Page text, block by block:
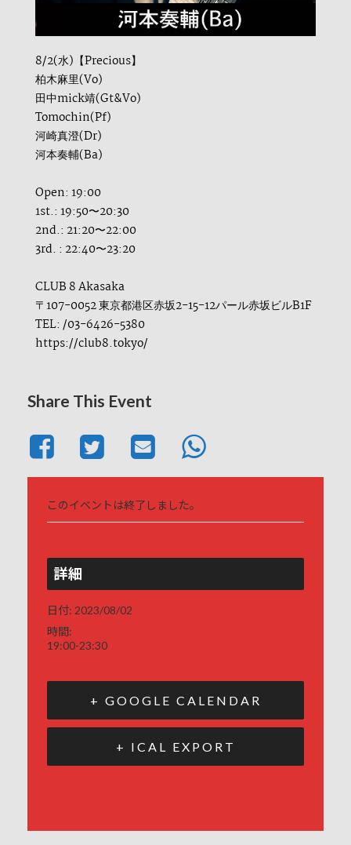
8/2(水)【Precious】
柏木麻里(Vo)
田中mick靖(Gt&Vo)
Tomochin(Pf)
河崎真澄(Dr)
河本奏輔(Ba)
Open: 19:00
1st.: 19:50〜20:30
2nd.: 21:20〜22:00
3rd. : 22:40〜23:20
CLUB 8 Akasaka
〒107-0052 東京都港区赤坂2-15-12パール赤坂ビルB1F
TEL: /03-6426-5380
https://club8.tokyo/
Share This Event
このイベントは終了しました。
詳細
日付: 2023/08/02
時間:
19:00-23:30
+ GOOGLE CALENDAR
+ ICAL EXPORT